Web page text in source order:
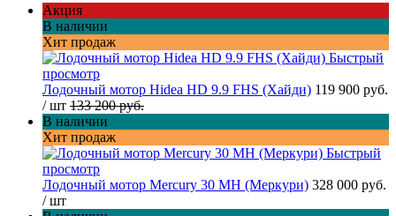
Акция
В наличии
Хит продаж
Быстрый
просмотр
Лодочный мотор Hidea HD 9.9 FHS (Хайди) 119 900 руб.
/ шт 133 200 руб.
В наличии
Хит продаж
Быстрый
просмотр
Лодочный мотор Mercury 30 MH (Меркури) 328 000 руб.
/ шт